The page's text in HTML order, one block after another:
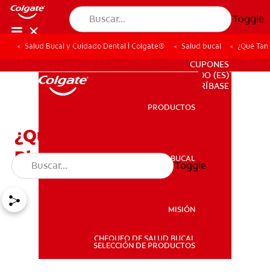
Toggle
SALUD BUCAL
PARA PROFESIONALES
CUPONES
DO (ES)
SUSCRÍBASE
PRODUCTOS
SALUD BUCAL
MISIÓN
CHEQUEO DE SALUD BUCAL
SELECCIÓN DE PRODUCTOS
Toggle
Salud Bucal y Cuidado Dental | Colgate® Salud bucal ¿Qué
¿Qué Tan Seguro Es El
Blanqueamiento Dental?